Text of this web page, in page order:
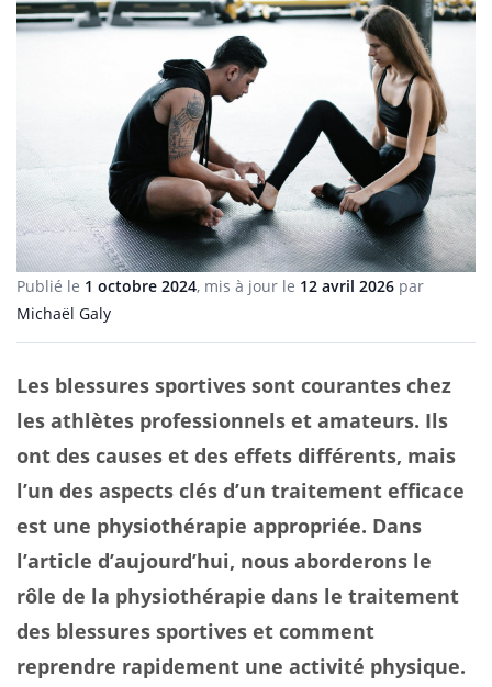
Publié le 1 octobre 2024, mis à jour le 12 avril 2026 par
Michaël Galy
Les blessures sportives sont courantes chez
les athlètes professionnels et amateurs. Ils
ont des causes et des effets différents, mais
l’un des aspects clés d’un traitement efficace
est une physiothérapie appropriée. Dans
l’article d’aujourd’hui, nous aborderons le
rôle de la physiothérapie dans le traitement
des blessures sportives et comment
reprendre rapidement une activité physique.